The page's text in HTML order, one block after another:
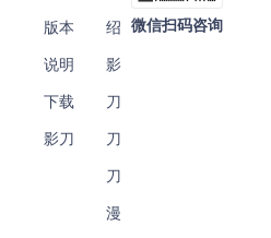
版本
说明
下载
影刀
绍
影
刀
刀
刀
漫
微信扫码咨询